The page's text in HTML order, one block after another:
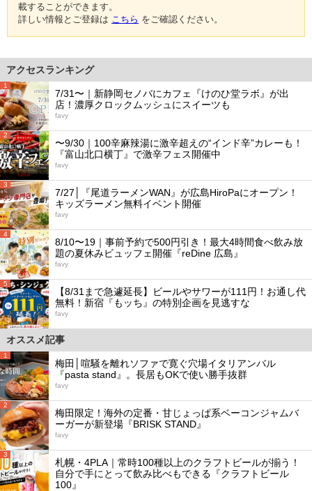
載することができます。
詳しい情報とご登録は こちら をご確認ください。
アクセスランキング
1
7/31〜｜新静岡セノバにカフェ『けのひ堂ラボ』が出
店！濃厚クロックムッシュにスイーツも
favy
2
〜9/30｜100辛麻辣湯に激辛超えの“インド辛”カレーも！
『富山北口横丁』で激辛フェス開催中
favy
3
7/27│『尾道ラーメンWAN』が広島HiroPaにオープン！
キッズラーメン無料イベント開催
favy
4
8/10〜19｜事前予約で500円引き！最大4時間食べ飲み放
題の夏休みビュッフェ開催『reDine 広島』
favy
5
【8/31まで急遽延長】ビールやサワーが111円！お通し代
無料！新宿『もッち』の特別企画を見逃すな
favy
オススメ記事
1
梅田│喧騒を離れソファで寛ぐ穴場イタリアンバル
『pasta stand』。長居もOKで使い勝手抜群
favy
2
梅田限定！海外の定番・甘じょっぱ系ベーコンジャムバ
ーガーが新登場『BRISK STAND』
favy
3
札幌・4PLA｜常時100種以上のクラフトビールが揃う！
自分で手にとって飲み比べもできる『クラフトビール
100』